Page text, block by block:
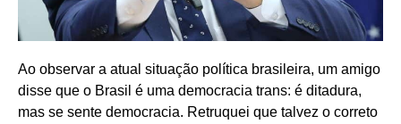
Ao observar a atual situação política brasileira, um amigo
disse que o Brasil é uma democracia trans: é ditadura,
mas se sente democracia. Retruquei que talvez o correto